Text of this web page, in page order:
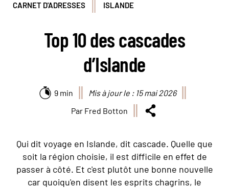
CARNET D'ADRESSES ISLANDE
Top 10 des cascades
d’Islande
9 min
Mis à jour le : 15 mai 2026
Par Fred Botton
Qui dit voyage en Islande, dit cascade. Quelle que
soit la région choisie, il est difficile en effet de
passer à côté. Et c'est plutôt une bonne nouvelle
car quoiqu'en disent les esprits chagrins, le